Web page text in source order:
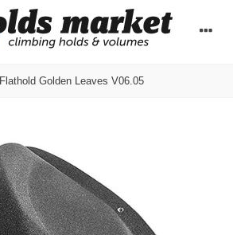
Flathold Golden Leaves V06.05